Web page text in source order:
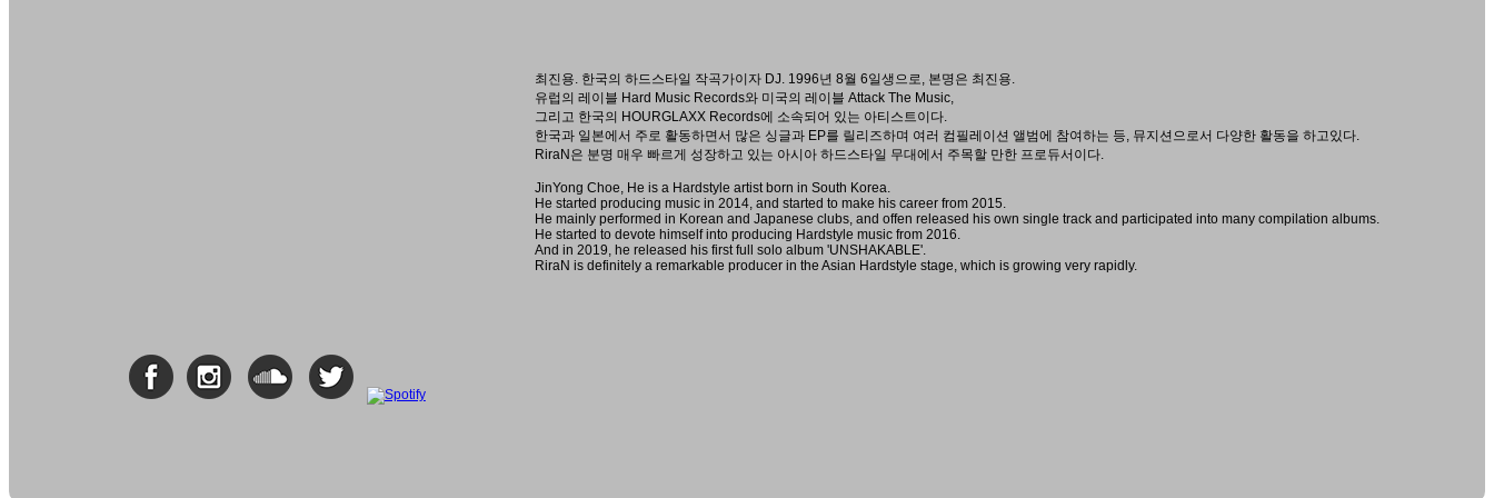
최진용. 한국의 하드스타일 작곡가이자 DJ. 1996년 8월 6일생으로, 본명은 최진용.
유럽의 레이블 Hard Music Records와 미국의 레이블 Attack The Music,
그리고 한국의 HOURGLAXX Records에 소속되어 있는 아티스트이다.
한국과 일본에서 주로 활동하면서 많은 싱글과 EP를 릴리즈하며 여러 컴필레이션 앨범에 참여하는 등, 뮤지션으로서 다양한 활동을 하고있다.
RiraN은 분명 매우 빠르게 성장하고 있는 아시아 하드스타일 무대에서 주목할 만한 프로듀서이다.
JinYong Choe, He is a Hardstyle artist born in South Korea.
He started producing music in 2014, and started to make his career from 2015.
He mainly performed in Korean and Japanese clubs, and offen released his own single track and participated into many compilation albums.
He started to devote himself into producing Hardstyle music from 2016.
And in 2019, he released his first full solo album 'UNSHAKABLE'.
RiraN is definitely a remarkable producer in the Asian Hardstyle stage, which is growing very rapidly.